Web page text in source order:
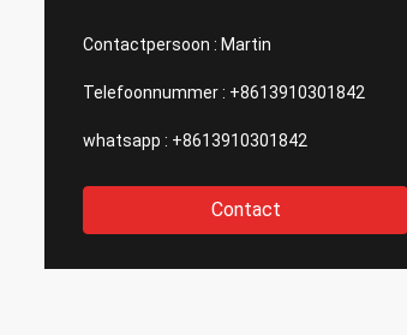
Contactpersoon : Martin
Telefoonnummer : +8613910301842
whatsapp : +8613910301842
Contact